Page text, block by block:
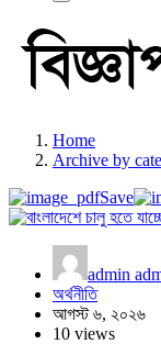
Home
Archive by
Save
admin
অর্থনীতি
আগস্ট ৬, ২০২৬
10 views